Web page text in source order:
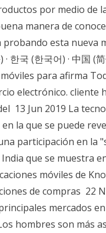
por medio de
manera de
esta nueva
한국 (한국어) · 中国 (
para afirma
electrónico. cliente
13 Jun 2019 La
la que se puede
participación en la
que se muestra
móviles de
de compras 22
mercados
hombres son más